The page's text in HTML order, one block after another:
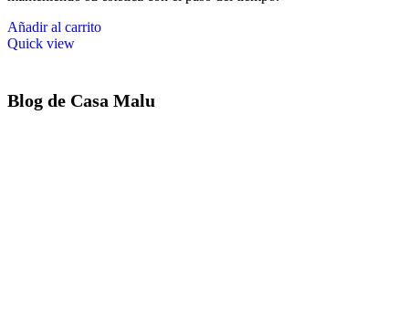
Añadir al carrito
Quick view
Blog de Casa Malu